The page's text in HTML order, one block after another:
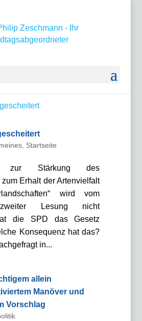
, Startseite
zur Stärkung des
zum Erhalt der Artenvielfalt
wird vom
Lesung nicht
die SPD das Gesetz
Konsequenz hat das?
in...
allein
Manöver und
Vorschlag